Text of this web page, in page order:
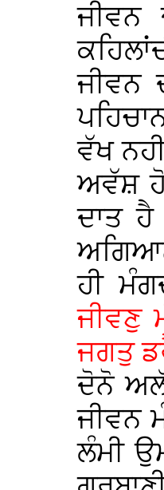
ਜੀਵਨ
ਜੀਵਨ
ਵੱਖ
ਅਵੱਸ਼
ਦਾਤ
ਹੀ
ਜੀਵਣੁ
ਜਗਤੁ
ਦੋਨੋ
ਜੀਵਨ
ਲੰਮੀ